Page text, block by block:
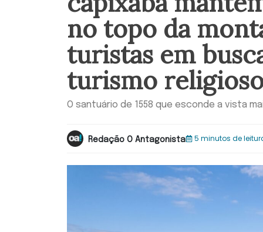
no topo da
turistas em
turismo
O santuário de 1558 que esconde a vista
Redação O Antagonista 5 minutos de